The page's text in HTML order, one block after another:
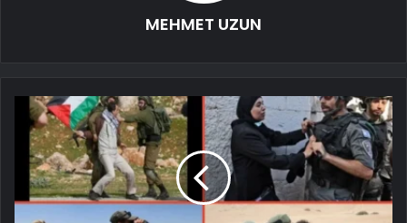
MEHMET UZUN